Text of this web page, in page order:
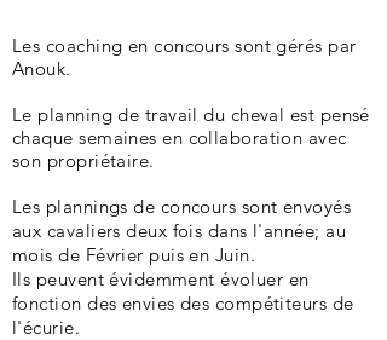
Les coaching en concours sont gérés par
Anouk.
Le planning de travail du cheval est pensé
chaque semaines en collaboration avec
son propriétaire.
Les plannings de concours sont envoyés
aux cavaliers deux fois dans l'année; au
mois de Février puis en Juin.
Ils peuventévidemment évoluer en
fonction des envies des compétiteurs de
l'écurie.